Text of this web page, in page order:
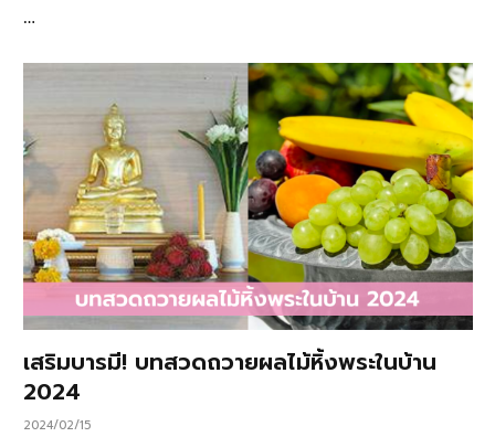
…
เสริมบารมี! บทสวดถวายผลไม้หิ้งพระในบ้าน
2024
2024/02/15